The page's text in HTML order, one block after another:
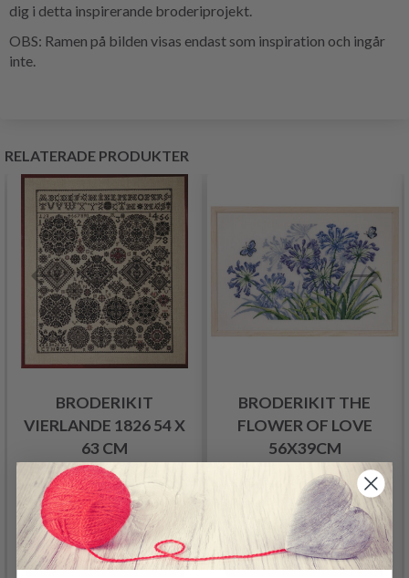
dig i detta inspirerande broderiprojekt.
OBS: Ramen på bilden visas endast som inspiration och ingår
inte.
RELATERADE PRODUKTER
BRODERIKIT
VIERLANDE 1826 54 X
63 CM
1,254.00 SEK
Lägg till varukorgen
BRODERIKIT THE
FLOWER OF LOVE
56X39CM
832.00 SEK
Lägg till varukorgen